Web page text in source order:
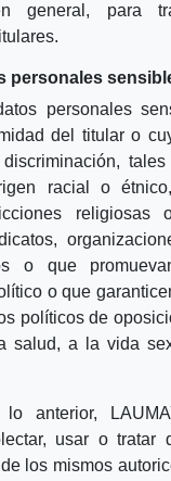
general, para
personales
personales
del titular o
racial o
religiosas
o que
o que
políticos de
salud, a la vida
lo anterior,
usar o tratar
los mismos